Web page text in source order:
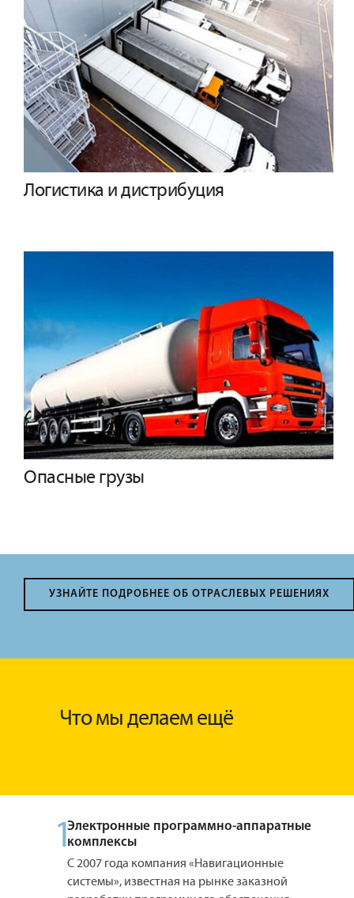
Логистика и дистрибуция
Опасные грузы
УЗНАЙТЕ ПОДРОБНЕЕ ОБ ОТРАСЛЕВЫХ РЕШЕНИЯХ
Что мы делаем ещё
1Электронные программно-аппаратные
комплексы
С 2007 года компания «Навигационные
системы», известная на рынке заказной